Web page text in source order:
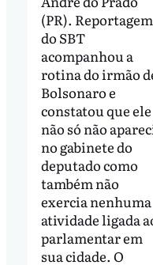
(PR). Reportagem
do SBT
acompanhou a
rotina do irmão
Bolsonaro e
constatou que ele
não só não
no gabinete do
deputado como
também não
exercia nenhuma
atividade ligada
parlamentar em
sua cidade. O